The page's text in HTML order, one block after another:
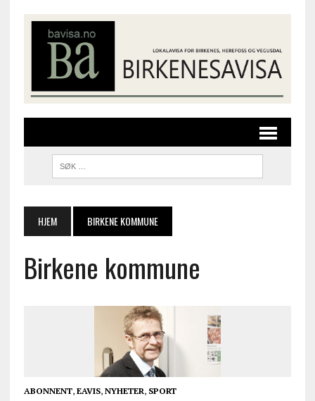
HJEM BIRKENE KOMMUNE
Birkene kommune
ABONNENT, EAVIS, NYHETER, SPORT